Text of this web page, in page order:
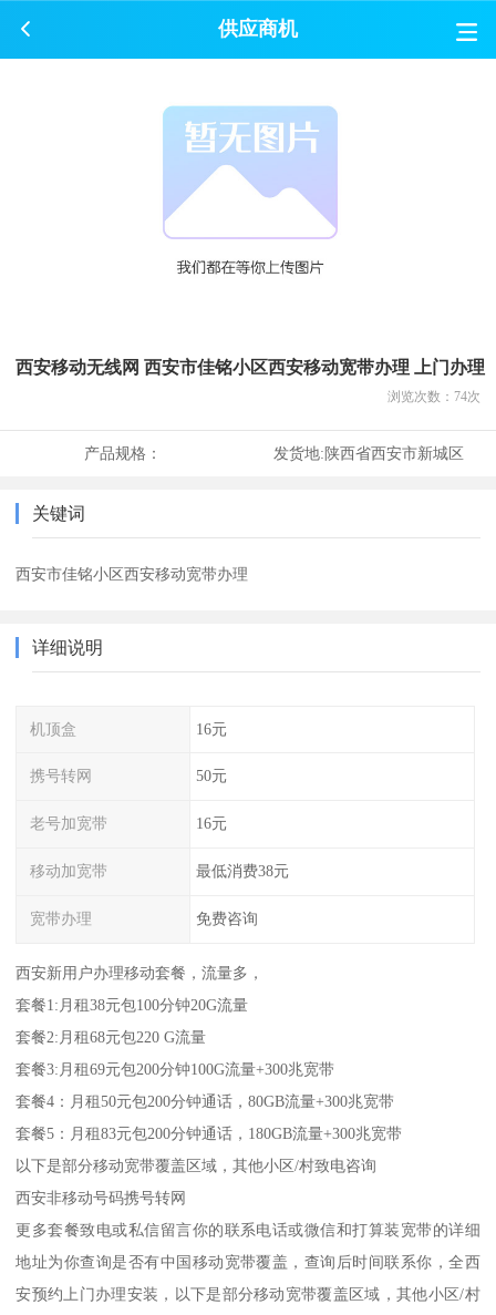
供应商机
西安移动无线网 西安市佳铭小区西安移动宽带办理 上门办理
浏览次数： 74次
产品规格： 发货地:陕西省西安市新城区
关键词
西安市佳铭小区西安移动宽带办理
详细说明
机顶盒 16元
携号转网 50元
老号加宽带 16元
移动加宽带 最低消费38元
宽带办理 免费咨询
西安新用户办理移动套餐，流量多，
套餐1:月租38元包100分钟20G流量
套餐2:月租68元包220 G流量
套餐3:月租69元包200分钟100G流量+300兆宽带
套餐4：月租50元包200分钟通话，80GB流量+300兆宽带
套餐5：月租83元包200分钟通话，180GB流量+300兆宽带
以下是部分移动宽带覆盖区域，其他小区/村致电咨询
西安非移动号码携号转网
更多套餐致电或私信留言你的联系电话或微信和打算装宽带的详细
地址为你查询是否有中国移动宽带覆盖，查询后时间联系你，全西
安预约上门办理安装，以下是部分移动宽带覆盖区域，其他小区/村